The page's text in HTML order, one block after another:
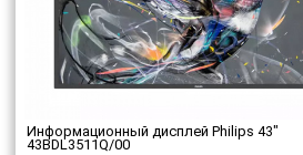
Информационный дисплей Philips 43"
43BDL3511Q/00